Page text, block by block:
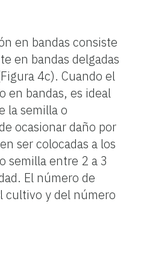
en bandas consiste
en bandas delgadas
4c). Cuando el
en bandas, es ideal
la semilla o
ocasionar daño por
ser colocadas a los
semilla entre 2 a 3
El número de
cultivo y del número